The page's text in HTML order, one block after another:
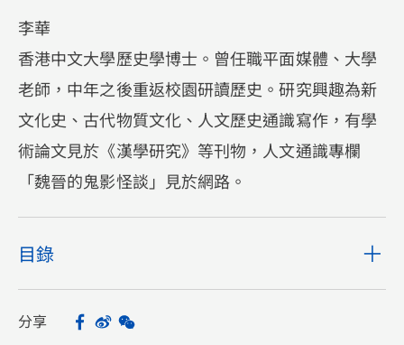
李華
香港中文大學歷史學博士。曾任職平面媒體、大學
老師，中年之後重返校園研讀歷史。研究興趣為新
文化史、古代物質文化、人文歷史通識寫作，有學
術論文見於《漢學研究》等刊物，人文通識專欄
「魏晉的鬼影怪談」見於網路。
目錄
分享 Facebook
Sina Weibo
WeChat